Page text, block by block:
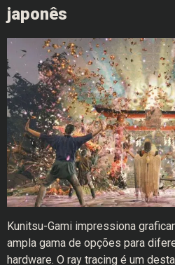
japonês
Kunitsu-Gami impressiona
ampla gama de opções para
hardware. O ray tracing é um